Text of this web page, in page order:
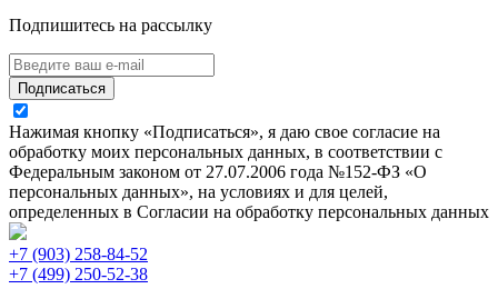
Подпишитесь на рассылку
Подписаться
Нажимая кнопку «Подписаться», я даю свое согласие на
обработку моих персональных данных, в соответствии с
Федеральным законом от 27.07.2006 года №152-ФЗ «О
персональных данных», на условиях и для целей,
определенных в Согласии на обработку персональных данных
+7 (903) 258-84-52
+7 (499) 250-52-38